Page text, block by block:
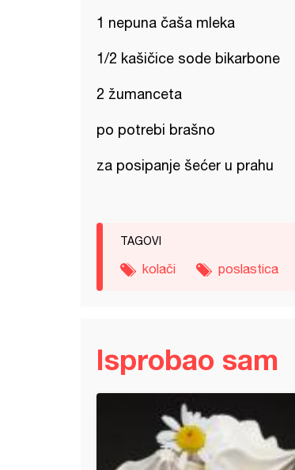
1 nepuna čaša mleka
1/2 kašičice sode bikarbone
2 žumanceta
po potrebi brašno
za posipanje šećer u prahu
TAGOVI
kolači poslastica
Isprobao sam